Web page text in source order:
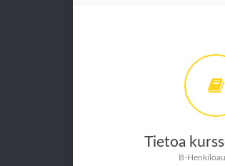
Tietoa
B-